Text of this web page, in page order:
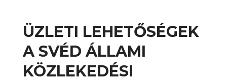
ÜZLETI LEHETŐSÉGEK
A SVÉD ÁLLAMI
KÖZLEKEDÉSI